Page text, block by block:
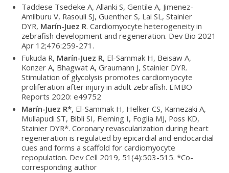
Taddese Tsedeke A, Allanki S, Gentile A, Jimenez-
Amilburu V, Rasouli SJ, Guenther S, Lai SL, Stainier
DYR, Marín-Juez R. Cardiomyocyte heterogeneity in
zebrafish development and regeneration. Dev Bio 2021
Apr 12;476:259-271.
Fukuda R, Marín-Juez R, El-Sammak H, Beisaw A,
Konzer A, Bhagwat A, Graumann J, Stainier DYR.
Stimulation of glycolysis promotes cardiomyocyte
proliferation after injury in adult zebrafish. EMBO
Reports 2020: e49752
Marín-Juez R*, El-Sammak H, Helker CS, Kamezaki A,
Mullapudi ST, Bibli SI, Fleming I, Foglia MJ, Poss KD,
Stainier DYR*. Coronary revascularization during heart
regeneration is regulated by epicardial and endocardial
cues and forms a scaffold for cardiomyocyte
repopulation. Dev Cell 2019, 51(4):503-515. *Co-
corresponding author